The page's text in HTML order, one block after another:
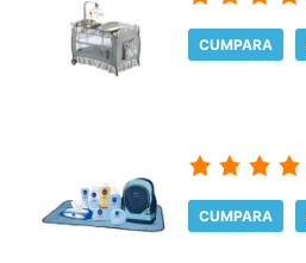
CUMPARA
CUMPARA